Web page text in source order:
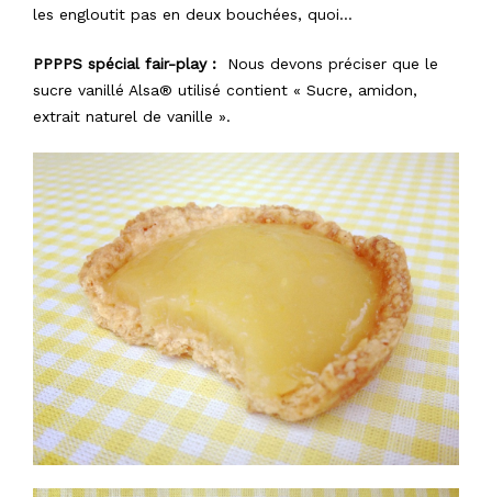
les engloutit pas en deux bouchées, quoi…
PPPPS spécial fair-play : Nous devons préciser que le
sucre vanillé Alsa® utilisé contient « Sucre, amidon,
extrait naturel de vanille ».